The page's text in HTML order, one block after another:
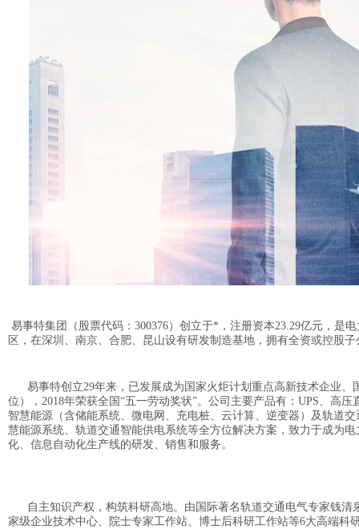
易事特集团（股票代码：300376）创立于*，注册资本23.29亿元，是
区，在深圳、南京、合肥、昆山设有研发制造基地，拥有全资或控股
易事特创立29年来，已发展成为国家火炬计划重点高新技术企业、
位），2018年荣获全国“五一劳动奖状”。公司主要产品有：UPS、高
智慧能源（含储能系统、微电网、充电桩、云计算、逆变器）及轨道
慧能源系统、轨道交通智能供电系统等全方位解决方案，致力于成为
化、信息自动化生产线的研发、销售和服务。
自主知识产权，构筑科研高地。由国际著名轨道交通电气专家钱清
家级企业技术中心、院士专家工作站、博士后科研工作站等6大高端